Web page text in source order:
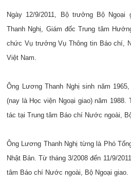
Ngày 12/9/2011, Bộ trưởng Bộ
Thanh Nghị, Giám đốc Trung tâm
chức Vụ trưởng Vụ Thông tin Báo chí,
Việt Nam.
Ông Lương Thanh Nghị sinh năm
(nay là Học viện Ngoại giao) năm 1988.
tác tại Trung tâm Báo chí Nước ngoài,
Ông Lương Thanh Nghị từng là Phó
Nhật Bản. Từ tháng 3/2008 đến 11/9/
tâm Báo chí Nước ngoài, Bộ Ngoại giao.